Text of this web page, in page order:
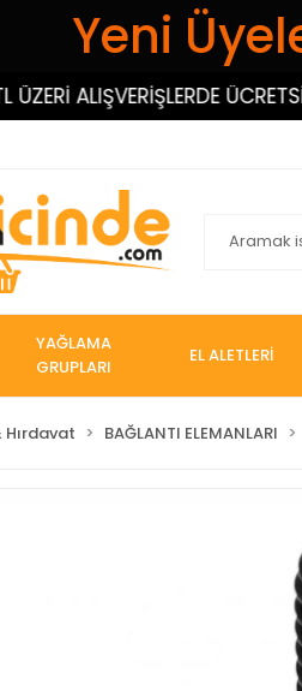
Yeni
ALIŞVERİŞLERDE ÜCRETSİZ
YAĞLAMA
GRUPLARI
EL ALETLERİ
Hırdavat BAĞLANTI ELEMANLARI